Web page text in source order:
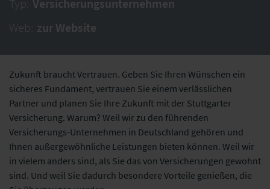
Typ: Versicherungsunternehmen
Web: zur Website
Zukunft braucht Vertrauen. Geben Sie Ihren Wünschen ein
sicheres Fundament, vertrauen Sie einem verlässlichen
Partner und planen Sie Ihre Zukunft mit der Stuttgarter
Versicherung. Warum? Weil wir zu den führenden
Versicherungs-Unternehmen in Deutschland gehören und
Ihnen außergewöhnliche Leistungen bieten können. Weil wir
in vielem anders sind, als Sie das von Versicherungen gewohnt
sind. Und weil Sie dadurch besondere Vorteile genießen, die